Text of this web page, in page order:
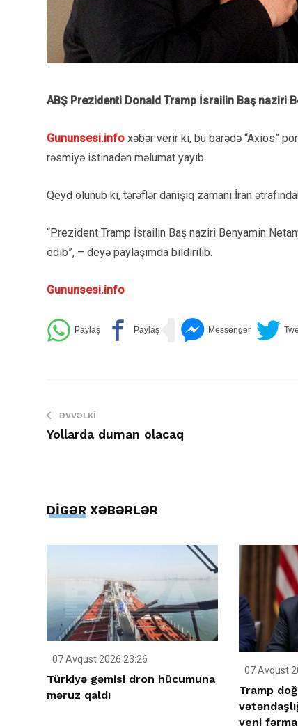
ABŞ Prezidenti Donald Tramp İsrailin Baş naziri
Gununsesi.info xəbər verir ki, bu barədə “Axios”
rəsmiyə istinadən məlumat yayıb.
Qeyd olunub ki, tərəflər danışıq zamanı İran
“Prezident Tramp İsrailin Baş naziri Benyamin
edib”, – deyə paylaşımda bildirilib.
Gununsesi.info
ƏVVƏLKI
Yollarda duman olacaq
DİGƏR XƏBƏRLƏR
07 Avqust 2026 23:26
Türkiyə gəmisi dron hücumuna
məruz qaldı
07 Avqust
Tramp
yeni